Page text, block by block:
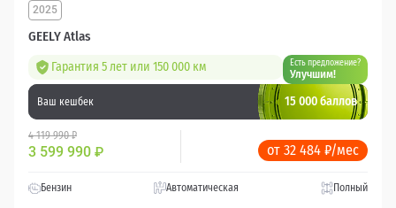
GEELY Atlas
2025
Гарантия 5 лет или 150 000 км Есть предложение?
Улучшим!
Ваш кешбек 15 000 баллов
4 119 990 ₽
3 599 990 ₽ от 32 484 ₽/мес
Бензин Автоматическая Полный